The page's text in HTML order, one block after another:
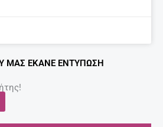
ΜΑΣ ΈΚΑΝΕ ΕΝΤΎΠΩΣΗ